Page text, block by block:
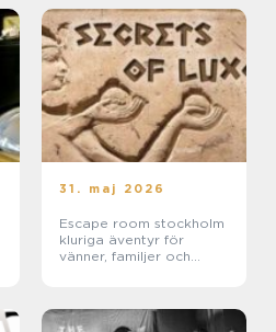
31. maj 2026
Escape room stockholm
kluriga äventyr för
vänner, familjer och